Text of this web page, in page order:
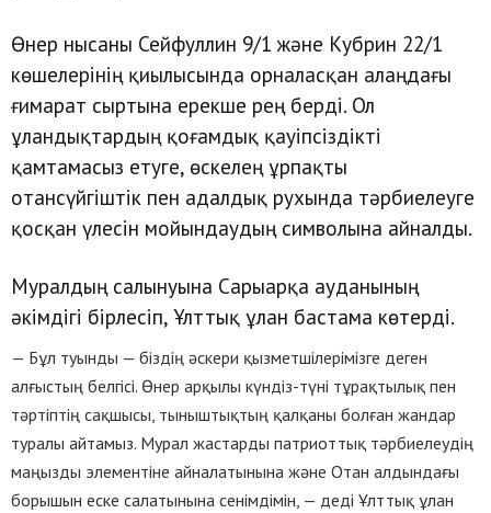
Өнер нысаны Сейфуллин 9/1 және Кубрин 22/1
көшелерінің қиылысында орналасқан алаңдағы
ғимарат сыртына ерекше рең берді. Ол
ұландықтардың қоғамдық қауіпсіздікті
қамтамасыз етуге, өскелең ұрпақты
отансүйгіштік пен адалдық рухында тәрбиелеуге
қосқан үлесін мойындаудың символына айналды.
Муралдың салынуына Сарыарқа ауданының
әкімдігі бірлесіп, Ұлттық ұлан бастама көтерді.
— Бұл туынды — біздің әскери қызметшілерімізге деген
алғыстың белгісі. Өнер арқылы күндіз-түні тұрақтылық пен
тәртіптің сақшысы, тыныштықтың қалқаны болған жандар
туралы айтамыз. Мурал жастарды патриоттық тәрбиелеудің
маңызды элементіне айналатынына және Отан алдындағы
борышын еске салатынына сенімдімін, — деді Ұлттық ұлан